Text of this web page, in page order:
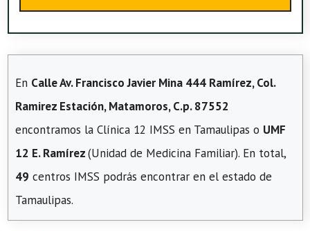
En Calle Av. Francisco Javier Mina 444 Ramírez, Col.
Ramirez Estación, Matamoros, C.p. 87552
encontramos la Clínica 12 IMSS en Tamaulipas o UMF
12 E. Ramírez(Unidad de Medicina Familiar). En total,
49 centros IMSS podrás encontrar en el estado de
Tamaulipas.